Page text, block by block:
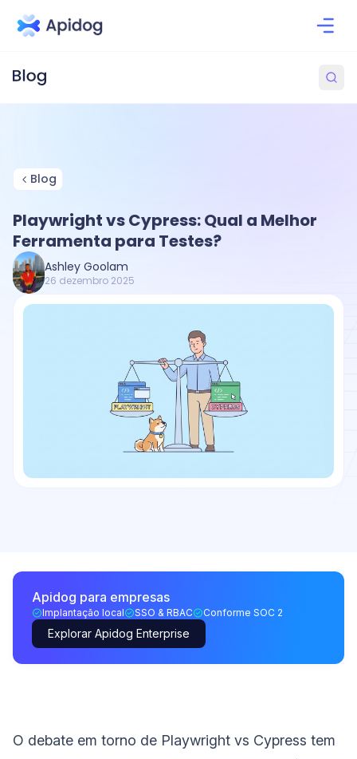
Blog
Playwright vs Cypress: Qual a Melhor
Ferramenta para Testes?
Ashley Goolam
26 dezembro 2025
Apidog para empresas
Implantação local SSO & RBAC Conforme SOC 2
Explorar Apidog Enterprise
O debate em torno de Playwright vs Cypress tem